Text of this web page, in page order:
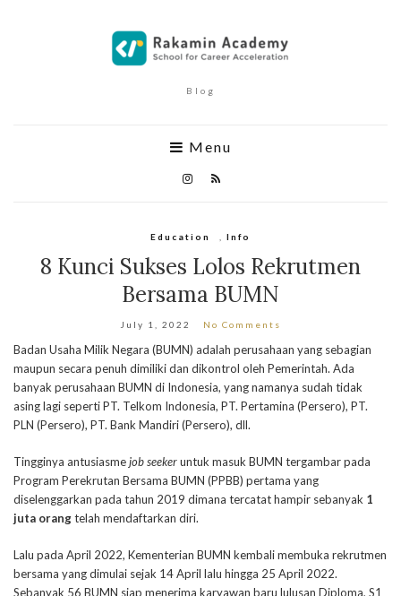
Blog
Menu
Education Info
8 Kunci Sukses Lolos Rekrutmen
Bersama BUMN
July 1, 2022 No Comments
Badan Usaha Milik Negara (BUMN) adalah perusahaan yang sebagian
maupun secara penuh dimiliki dan dikontrol oleh Pemerintah. Ada
banyak perusahaan BUMN di Indonesia, yang namanya sudah tidak
asing lagi seperti PT. Telkom Indonesia, PT. Pertamina (Persero), PT.
PLN (Persero), PT. Bank Mandiri (Persero), dll.
Tingginya antusiasmejob seekeruntuk masuk BUMN tergambar pada
Program Perekrutan Bersama BUMN (PPBB) pertama yang
diselenggarkan pada tahun 2019 dimana tercatat hampir sebanyak 1
juta orangtelah mendaftarkan diri.
Lalu pada April 2022, Kementerian BUMN kembali membuka rekrutmen
bersama yang dimulai sejak 14 April lalu hingga 25 April 2022.
Sebanyak 56 BUMN siap menerima karyawan baru lulusan Diploma, S1